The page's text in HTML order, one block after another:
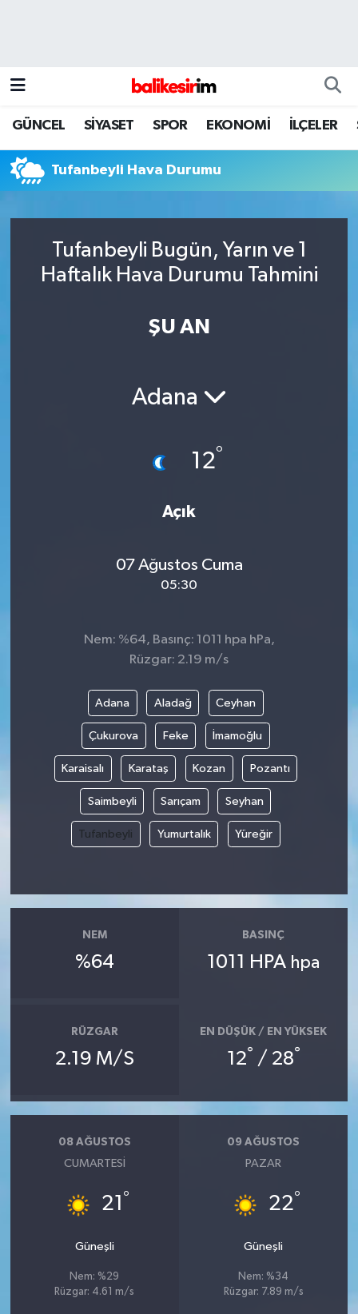
GÜNCEL SİYASET SPOR EKONOMİ İLÇELER
Tufanbeyli Hava Durumu
Tufanbeyli Bugün, Yarın ve 1
Haftalık Hava Durumu Tahmini
ŞU AN
Adana
12°
Açık
07 Ağustos Cuma
05:30
Nem: %64, Basınç: 1011 hpa hPa,
Rüzgar: 2.19 m/s
Adana Aladağ Ceyhan
Çukurova Feke İmamoğlu
Karaisalı Karataş Kozan Pozantı
Saimbeyli Sarıçam Seyhan
Tufanbeyli Yumurtalık Yüreğir
NEM
%64
BASINÇ
1011 HPA hpa
RÜZGAR
2.19 M/S
EN DÜŞÜK / EN YÜKSEK
12° / 28°
08 AĞUSTOS
CUMARTESI
21 °
Güneşli
Nem: %29
Rüzgar: 4.61 m/s
09 AĞUSTOS
PAZAR
22°
Güneşli
Nem: %34
Rüzgar: 7.89 m/s